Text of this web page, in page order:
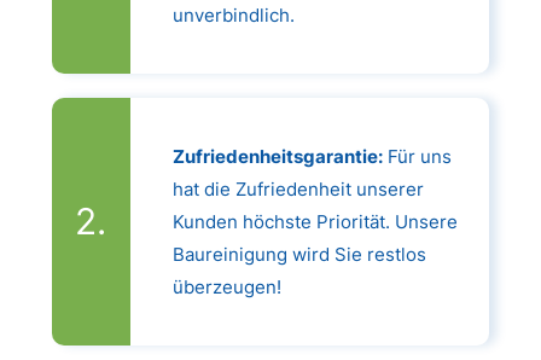
unverbindlich.
Zufriedenheitsgarantie:Für uns
hat die Zufriedenheit unserer
Kunden höchste Priorität. Unsere
Baureinigung wird Sie restlos
überzeugen!